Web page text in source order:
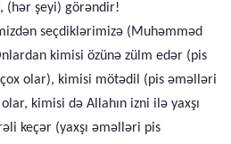
(hər şeyi) görəndir!
seçdiklərimizə (Muhəmməd
kimisi özünə zülm edər (pis
olar), kimisi mötədil (pis əməlləri
kimisi də Allahın izni ilə yaxşı
keçər (yaxşı əməlləri pis